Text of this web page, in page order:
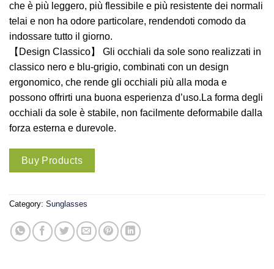
che è più leggero, più flessibile e più resistente dei normali
telai e non ha odore particolare, rendendoti comodo da
indossare tutto il giorno.
【Design Classico】 Gli occhiali da sole sono realizzati in
classico nero e blu-grigio, combinati con un design
ergonomico, che rende gli occhiali più alla moda e
possono offrirti una buona esperienza d’uso.La forma degli
occhiali da sole è stabile, non facilmente deformabile dalla
forza esterna e durevole.
Buy Products
Category: Sunglasses